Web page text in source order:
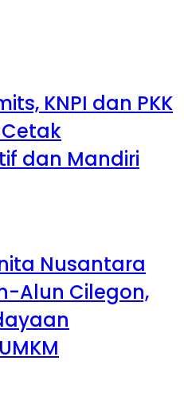
KNPI dan PKK
dan Mandiri
Nusantara
Alun Cilegon,